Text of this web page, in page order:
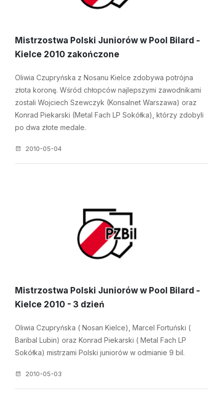
Mistrzostwa Polski Juniorów w Pool Bilard -
Kielce 2010 zakończone
Oliwia Czupryńska z Nosanu Kielce zdobywa potrójna
złota koronę. Wśród chłopców najlepszymi zawodnikami
zostali Wojciech Szewczyk (Konsalnet Warszawa) oraz
Konrad Piekarski (Metal Fach LP Sokółka), którzy zdobyli
po dwa złote medale.
2010-05-04
Mistrzostwa Polski Juniorów w Pool Bilard -
Kielce 2010 - 3 dzień
Oliwia Czupryńska ( Nosan Kielce), Marcel Fortuński (
Baribal Lubin) oraz Konrad Piekarski ( Metal Fach LP
Sokółka) mistrzami Polski juniorów w odmianie 9 bil.
2010-05-03